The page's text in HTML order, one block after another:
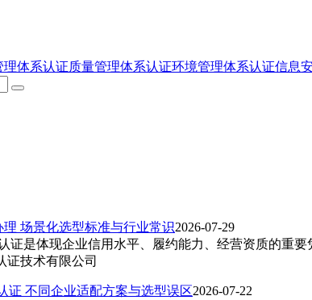
理体系认证质量管理体系认证环境管理体系认证信息
场景化选型标准与行业常识2026-07-29
证是体现企业信用水平、履约能力、经营资质的重
证技术有限公司
证 不同企业适配方案与选型误区2026-07-22